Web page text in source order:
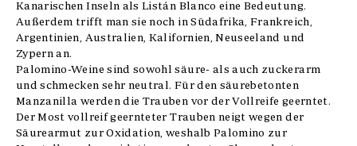
Kanarischen Inseln als Listán Blanco eine Bedeutung.
Außerdem trifft man sie noch in Südafrika, Frankreich,
Argentinien, Australien, Kalifornien, Neuseeland und
Zypern an.
Palomino-Weine sind sowohl säure- als auch zuckerarm
und schmecken sehr neutral. Für den säurebetonten
Manzanilla werden die Trauben vor der Vollreife geerntet.
Der Most vollreif geernteter Trauben neigt wegen der
Säurearmut zur Oxidation, weshalb Palomino zur